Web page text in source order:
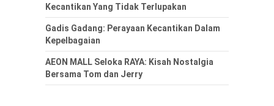
Kecantikan Yang Tidak Terlupakan
Gadis Gadang: Perayaan Kecantikan Dalam
Kepelbagaian
AEON MALL Seloka RAYA: Kisah Nostalgia
Bersama Tom dan Jerry